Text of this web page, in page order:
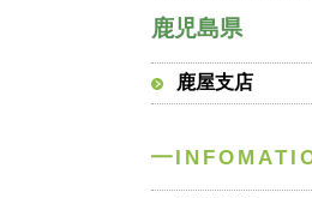
鹿児島県
鹿屋支店